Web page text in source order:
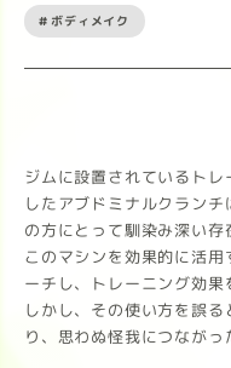
#ボディメイク
ジムに設置されているト
したアブドミナルクランチ
の方にとって馴染み深い存
このマシンを効果的に活
ーチし、トレーニング効果
しかし、その使い方を誤
り、思わぬ怪我につながっ